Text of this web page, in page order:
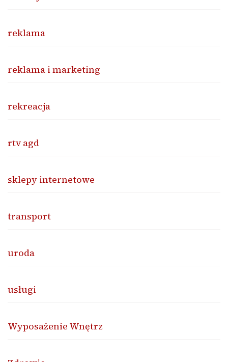
reklama
reklama i marketing
rekreacja
rtv agd
sklepy internetowe
transport
uroda
usługi
Wyposażenie Wnętrz